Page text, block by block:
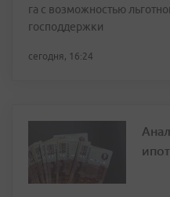
га с возможностью
господдержки
сегодня, 16:24